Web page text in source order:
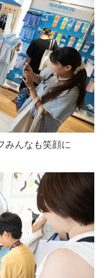
みんなも笑顔に